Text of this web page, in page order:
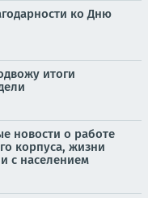
ко Дню
итоги
новости о работе
корпуса, жизни
с населением